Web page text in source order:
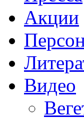
Акции
Видео